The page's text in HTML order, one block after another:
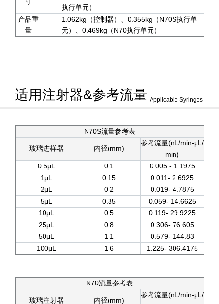
执行单元）
产品重
量
1.062kg（控制器）、0.355kg（N70S执行单
元）、0.469kg（N70执行单元）
适用注射器&参考流量 Applicable Syringes
N70S流量参考表
玻璃进样器 内径(mm)
参考流量(nL/min-μL/
min)
0.5μL
0.1
0.005 - 1.1975
1μL
0.15
0.011- 2.6925
2μL
0.2
0.019- 4.7875
5μL
0.35
0.059- 14.6625
10μL
0.5
0.119- 29.9225
25μL
0.8
0.306- 76.605
50μL
1.1
0.579- 144.83
100μL
1.6 1.225- 306.4175
N70流量参考表
玻璃注射器 内径(mm)
参考流量(nL/min-μL/